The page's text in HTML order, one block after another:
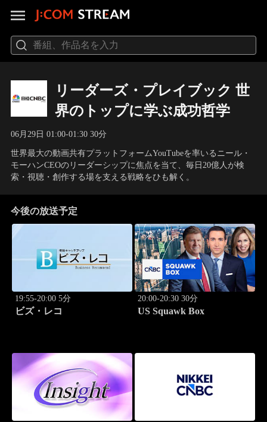
リーダーズ・プレイブック 世
界のトップに学ぶ成功哲学
06月29日 01:00-01:30 30分
世界最大の動画共有プラットフォームYouTubeを率いるニール・
モーハンCEOのリーダーシップに焦点を当て、毎日20億人が検
索・視聴・創作する場を支える戦略をひも解く。
今後の放送予定
19:55-20:00 5分
ビズ・レコ
20:00-20:30 30分
US Squawk Box